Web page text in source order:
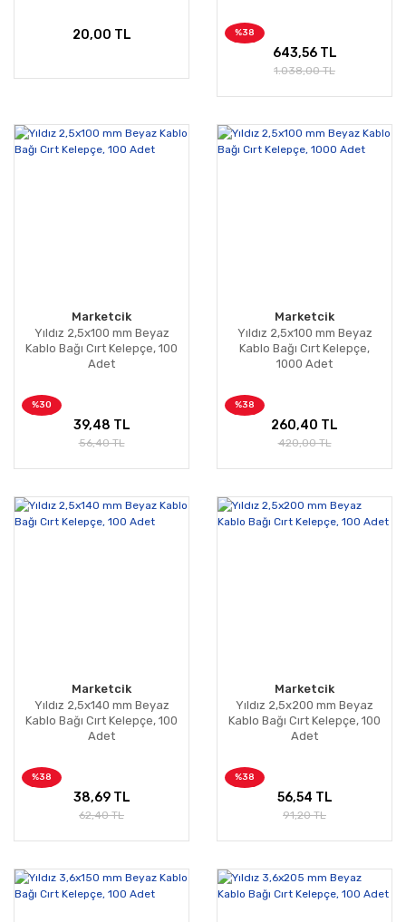
20,00 TL %38
643,56 TL
1.038,00 TL
Marketcik
Yıldız 2,5x100 mm Beyaz
Kablo Bağı Cırt Kelepçe, 100
Adet
%30
39,48 TL
56,40 TL
Marketcik
Yıldız 2,5x100 mm Beyaz
Kablo Bağı Cırt Kelepçe,
1000 Adet
%38
260,40 TL
420,00 TL
Marketcik
Yıldız 2,5x140 mm Beyaz
Kablo Bağı Cırt Kelepçe, 100
Adet
%38
38,69 TL
62,40 TL
Marketcik
Yıldız 2,5x200 mm Beyaz
Kablo Bağı Cırt Kelepçe, 100
Adet
%38
56,54 TL
91,20 TL